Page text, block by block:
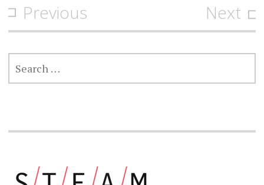
Post
navigation
Previous Next
SEARCH
FOR: